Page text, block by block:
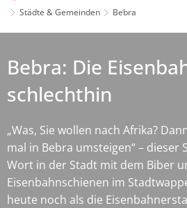
Städte & Gemeinden
Bebra
Bebra: Die
schlechthin
„Was, Sie wollen nach Afrika?
mal in Bebra umsteigen“ – dieser
Wort in der Stadt mit dem Biber
Eisenbahnschienen im
heute noch als die